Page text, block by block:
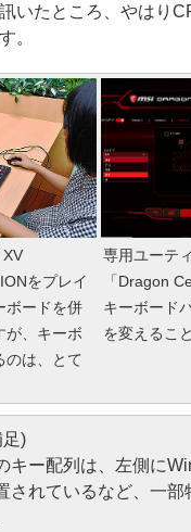
いたところ、やはり
。
XV
をプレイ
ボードを併
が、キーボ
のは、とて
専用ユーテ
「Dragon
キーボード
を変えるこ
)
ー配列は、左側に
されているなど、一部